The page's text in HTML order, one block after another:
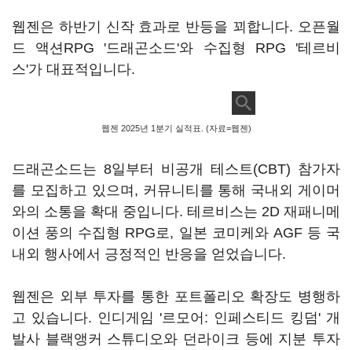
웹젠은 하반기 신작 효과로 반등을 꾀합니다. 오픈월
드 액션RPG '드래곤소드'와 수집형 RPG '테르비
스'가 대표적입니다.
웹젠 2025년 1분기 실적표. (자료=웹젠)
드래곤소드는 8일부터 비공개 테스트(CBT) 참가자
를 모집하고 있으며, 커뮤니티를 통해 국내외 게이머
와의 소통을 확대 중입니다. 테르비스는 2D 재패니메
이션 풍의 수집형 RPG로, 일본 코미케와 AGF 등 국
내외 행사에서 긍정적인 반응을 얻었습니다.
웹젠은 외부 투자를 통한 포트폴리오 확장도 병행하
고 있습니다. 인디게임 '르모어: 인페스티드 킹덤' 개
발사 블랙앵커 스튜디오와 던라이크 등에 지분 투자